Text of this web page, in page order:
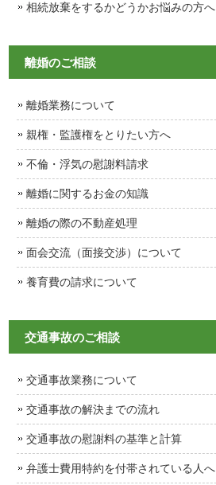
相続放棄をするかどうかお悩みの方へ
離婚のご相談
離婚業務について
親権・監護権をとりたい方へ
不倫・浮気の慰謝料請求
離婚に関するお金の知識
離婚の際の不動産処理
面会交流（面接交渉）について
養育費の請求について
交通事故のご相談
交通事故業務について
交通事故の解決までの流れ
交通事故の慰謝料の基準と計算
弁護士費用特約を付帯されている人へ